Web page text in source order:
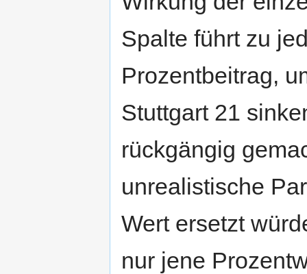
Spalte führt zu
Prozentbeitrag,
Stuttgart 21
rückgängig
unrealistische
Wert ersetzt
nur jene